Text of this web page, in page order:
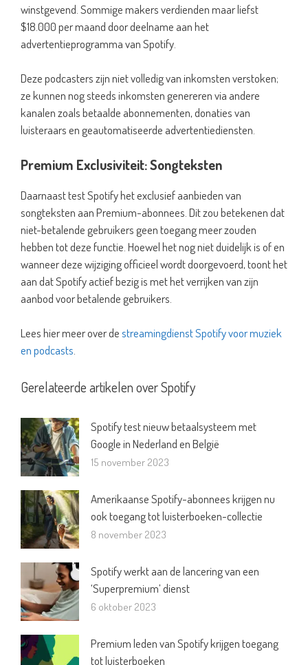
winstgevend. Sommige makers verdienden maar liefst
$18.000 per maand door deelname aan het
advertentieprogramma van Spotify.
Deze podcasters zijn niet volledig van inkomsten verstoken;
ze kunnen nog steeds inkomsten genereren via andere
kanalen zoals betaalde abonnementen, donaties van
luisteraars en geautomatiseerde advertentiediensten.
Premium Exclusiviteit: Songteksten
Daarnaast test Spotify het exclusief aanbieden van
songteksten aan Premium-abonnees. Dit zou betekenen dat
niet-betalende gebruikers geen toegang meer zouden
hebben tot deze functie. Hoewel het nog niet duidelijk is of en
wanneer deze wijziging officieel wordt doorgevoerd, toont het
aan dat Spotify actief bezig is met het verrijken van zijn
aanbod voor betalende gebruikers.
Lees hier meer over destreamingdienst Spotify voor muziek
en podcasts
Gerelateerde artikelen over Spotify
Spotify test nieuw betaalsysteem met
Google in Nederland en België
15 november 2023
Amerikaanse Spotify-abonnees krijgen nu
ook toegang tot luisterboeken-collectie
8 november 2023
Spotify werkt aan de lancering van een
‘Superpremium’ dienst
6 oktober 2023
Premium leden van Spotify krijgen toegang
tot luisterboeken